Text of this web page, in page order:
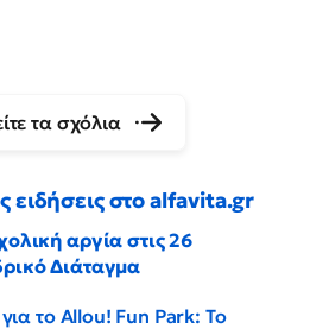
τα σχόλια
ειδήσεις στο alfavita.gr
αργία στις 26
Διάταγμα
το Allou! Fun Park: Το